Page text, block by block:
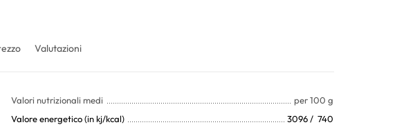
Valutazioni
Valori nutrizionali medi
per 100 g
Valore energetico (in kj/kcal)
3096 / 740